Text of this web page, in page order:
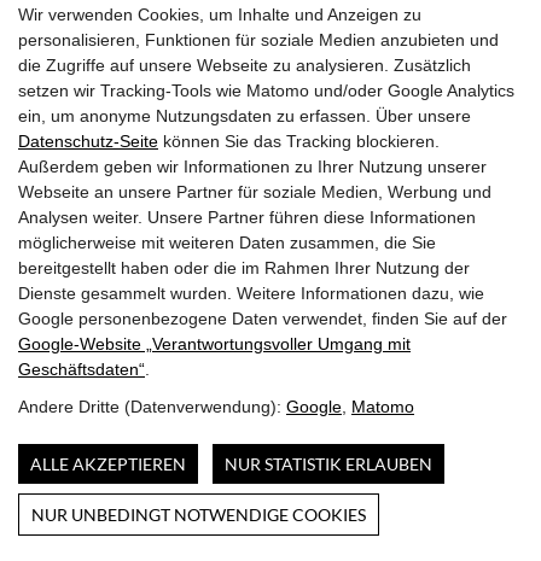
Wir verwenden Cookies, um Inhalte und Anzeigen zu
personalisieren, Funktionen für soziale Medien anzubieten und
die Zugriffe auf unsere Webseite zu analysieren. Zusätzlich
setzen wir Tracking-Tools wie Matomo und/oder Google Analytics
ein, um anonyme Nutzungsdaten zu erfassen. Über unsere
Datenschutz-Seite können Sie das Tracking blockieren.
Außerdem geben wir Informationen zu Ihrer Nutzung unserer
Webseite an unsere Partner für soziale Medien, Werbung und
Analysen weiter. Unsere Partner führen diese Informationen
möglicherweise mit weiteren Daten zusammen, die Sie
bereitgestellt haben oder die im Rahmen Ihrer Nutzung der
Dienste gesammelt wurden. Weitere Informationen dazu, wie
Google personenbezogene Daten verwendet, finden Sie auf der
Google‑Website „Verantwortungsvoller Umgang mit
Geschäftsdaten“
Andere Dritte (Datenverwendung): Google Matomo
ALLE AKZEPTIEREN NUR STATISTIK ERLAUBEN
NUR UNBEDINGT NOTWENDIGE COOKIES
+43 (0)662 842365
office@holzermayr.at
Liefer- und Versandkosten
Allgemeine Geschäftsbedingungen
Widerrufsbelehrung – temperatursensible Schokolade
Barrierefreiheit
Impresssum & Datenschutz
Die Confiserie Josef Holzermayr befindet
sich direkt in der Salzburger Altstadt, am Alten Markt 7,
neben der alten f. e. Hofapotheke.
Vertrag widerrufen